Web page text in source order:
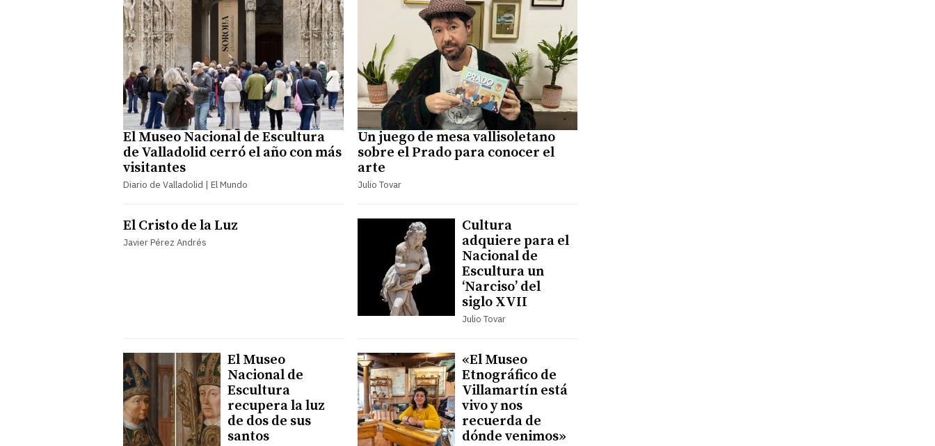
El Museo Nacional de Escultura
de Valladolid cerró el año con más
visitantes
Diario de Valladolid | El Mundo
Un juego de mesa vallisoletano
sobre el Prado para conocer el
arte
Julio Tovar
El Cristo de la Luz
Javier Pérez Andrés
Cultura
adquiere para el
Nacional de
Escultura un
‘Narciso’ del
siglo XVII
Julio Tovar
El Museo
Nacional de
Escultura
recupera la luz
de dos de sus
santos
«El Museo
Etnográfico de
Villamartín está
vivo y nos
recuerda de
dónde venimos»